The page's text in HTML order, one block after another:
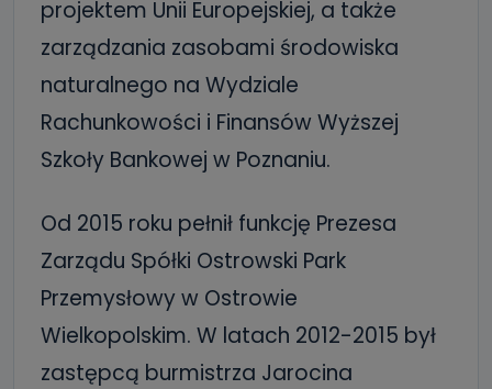
projektem Unii Europejskiej, a także
zarządzania zasobami środowiska
naturalnego na Wydziale
Rachunkowości i Finansów Wyższej
Szkoły Bankowej w Poznaniu.
Od 2015 roku pełnił funkcję Prezesa
Zarządu Spółki Ostrowski Park
Przemysłowy w Ostrowie
Wielkopolskim. W latach 2012-2015 był
zastępcą burmistrza Jarocina